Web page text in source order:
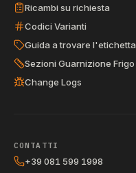
Ricambi su richiesta
Codici Varianti
Guida a trovare l'etichetta
Sezioni Guarnizione Frigo
Change Logs
CONTATTI
+39 081 599 1998